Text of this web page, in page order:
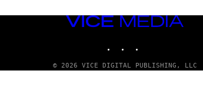
VICE
© 2026 VICE DIGITAL PUBLISHING, LLC